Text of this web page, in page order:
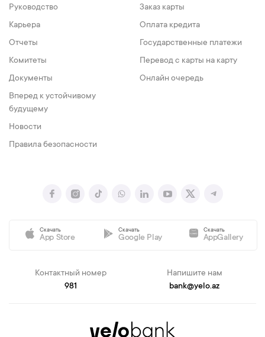
Руководство
Карьера
Отчеты
Комитеты
Документы
Вперед к устойчивому
будущему
Новости
Правила безопасности
Заказ карты
Оплата кредита
Государственные платежи
Перевод с карты на карту
Онлайн очередь
Скачать
App Store
Скачать
Google Play
Скачать
AppGallery
Контактный номер
981
Напишите нам
bank@yelo.az